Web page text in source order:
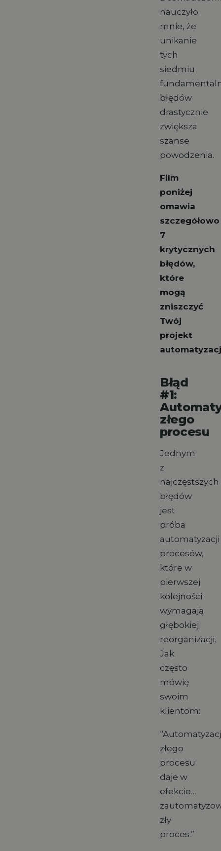
nauczyło
mnie, że
unikanie
tych
siedmiu
błędów
drastycznie
zwiększa
szanse
powodzenia.
Film
poniżej
omawia
szczegółowo
7
krytycznych
błędów,
które
mogą
zniszczyć
Twój
projekt
Błąd
#1:
złego
procesu
Jednym
z
najczęstszych
błędów
jest
próba
automatyzacji
procesów,
które w
pierwszej
kolejności
wymagają
głębokiej
reorganizacji.
Jak
często
mówię
swoim
klientom:
złego
procesu
daje w
efekcie…
zły
proces.”